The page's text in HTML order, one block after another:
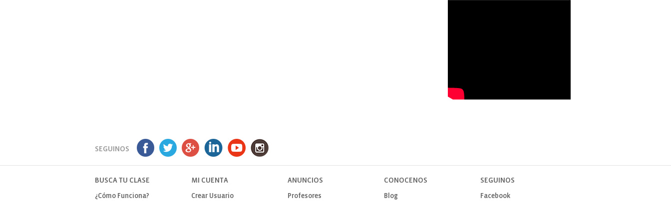
SEGUINOS
BUSCA TU CLASE
¿Cómo Funciona?
MI CUENTA
Crear Usuario
ANUNCIOS
Profesores
CONOCENOS
Blog
SEGUINOS
Facebook